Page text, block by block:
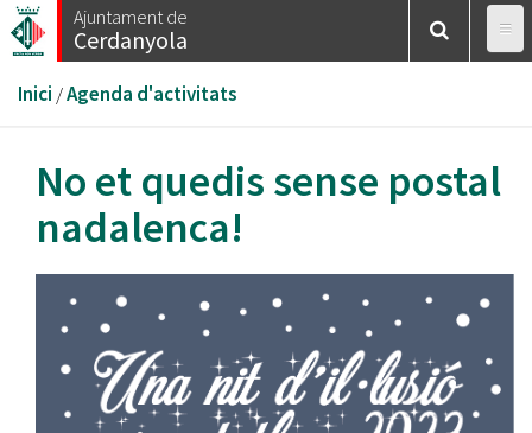
Vés
al
Ajuntament de
Cerdanyola
Esteu
aquí
Inici /Agenda d'activitats
No et quedis sense postal
nadalenca!